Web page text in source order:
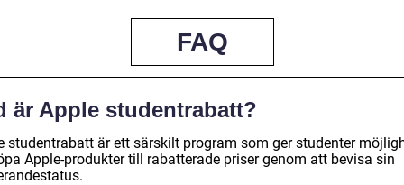
FAQ
är Apple studentrabatt?
studentrabatt är ett särskilt program som ger studenter
Apple-produkter till rabatterade priser genom att bevisa sin